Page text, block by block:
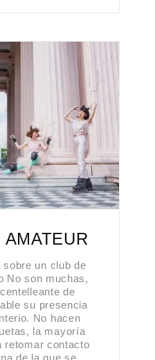
un club de
No son muchas,
de
su presencia
No hacen
la mayoría
retomar contacto